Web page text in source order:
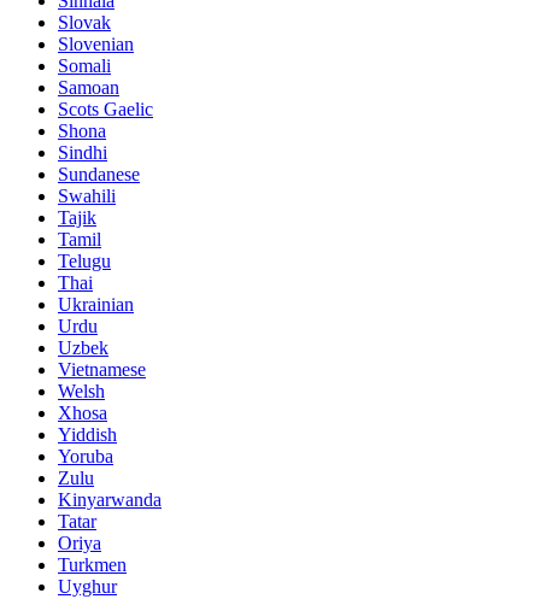
Slovak
Slovenian
Somali
Samoan
Scots Gaelic
Shona
Sindhi
Sundanese
Swahili
Tajik
Tamil
Telugu
Thai
Ukrainian
Urdu
Uzbek
Vietnamese
Welsh
Xhosa
Yiddish
Yoruba
Zulu
Kinyarwanda
Tatar
Oriya
Turkmen
Uyghur